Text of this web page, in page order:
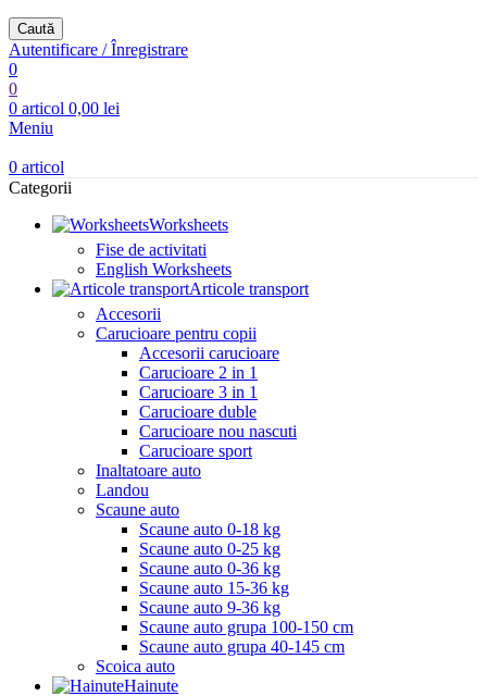
Caută
Autentificare / Înregistrare
0
0
0 articol 0,00 lei
Meniu
0 articol
Categorii
Worksheets
Fise de activitati
English Worksheets
Articole transport
Accesorii
Carucioare pentru copii
Accesorii carucioare
Carucioare 2 in 1
Carucioare 3 in 1
Carucioare duble
Carucioare nou nascuti
Carucioare sport
Inaltatoare auto
Landou
Scaune auto
Scaune auto 0-18 kg
Scaune auto 0-25 kg
Scaune auto 0-36 kg
Scaune auto 15-36 kg
Scaune auto 9-36 kg
Scaune auto grupa 100-150 cm
Scaune auto grupa 40-145 cm
Scoica auto
Hainute